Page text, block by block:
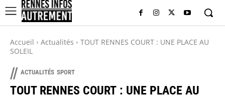
Accueil Actualités
TOUT RENNES COURT : UNE PLACE AU
SOLEIL
// ACTUALITÉS SPORT
TOUT RENNES COURT : UNE PLACE AU